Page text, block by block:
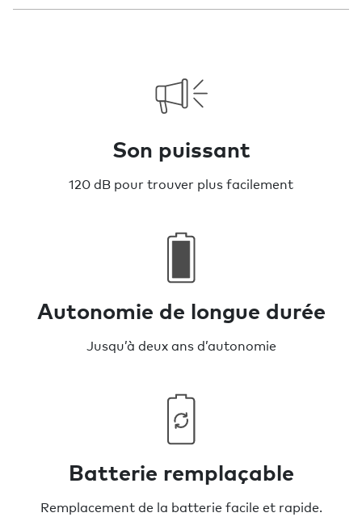
Son puissant
120 dB pour trouver plus facilement
Autonomie de longue durée
Jusqu’à deux ans d’autonomie
Batterie remplaçable
Remplacement de la batterie facile et rapide.